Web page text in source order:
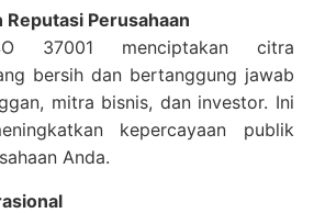
Perusahaan
37001 menciptakan citra
bersih dan bertanggung jawab
mitra bisnis, dan investor. Ini
kepercayaan publik
Anda.